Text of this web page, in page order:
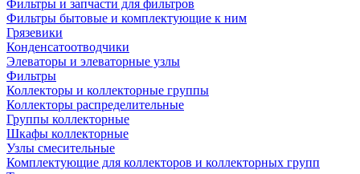
Фильтры и запчасти для фильтров
Фильтры бытовые и комплектующие к ним
Грязевики
Конденсатоотводчики
Элеваторы и элеваторные узлы
Фильтры
Коллекторы и коллекторные группы
Коллекторы распределительные
Группы коллекторные
Шкафы коллекторные
Узлы смесительные
Комплектующие для коллекторов и коллекторных групп